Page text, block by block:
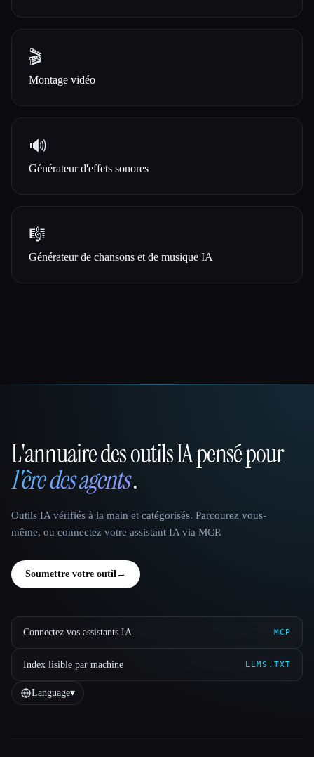
🎬
Montage vidéo
🔊
Générateur d'effets sonores
🎼
Générateur de chansons et de musique IA
That AI Collection
L'annuaire des outils IA pensé pour
l'ère des agents.
Outils IA vérifiés à la main et catégorisés. Parcourez vous-
même, ou connectez votre assistant IA via MCP.
Soumettre votre outil→
Connectez vos assistants IA MCP
Index lisible par machine LLMS.TXT
Language▾